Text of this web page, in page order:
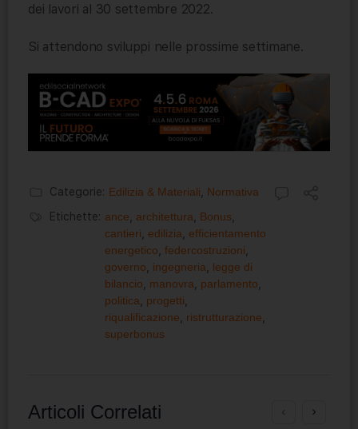
dei lavori al 30 settembre 2022.
Si attendono sviluppi nelle prossime settimane.
Categorie: Edilizia & Materiali, Normativa
Etichette: ance, architettura, Bonus,
cantieri, edilizia, efficientamento
energetico, federcostruzioni,
governo, ingegneria, legge di
bilancio, manovra, parlamento,
politica, progetti,
riqualificazione, ristrutturazione,
superbonus
Articoli Correlati